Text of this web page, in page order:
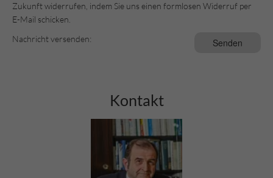
Zukunft widerrufen, indem Sie uns einen formlosen Widerruf per
E-Mail schicken.
Nachricht versenden:
Kontakt